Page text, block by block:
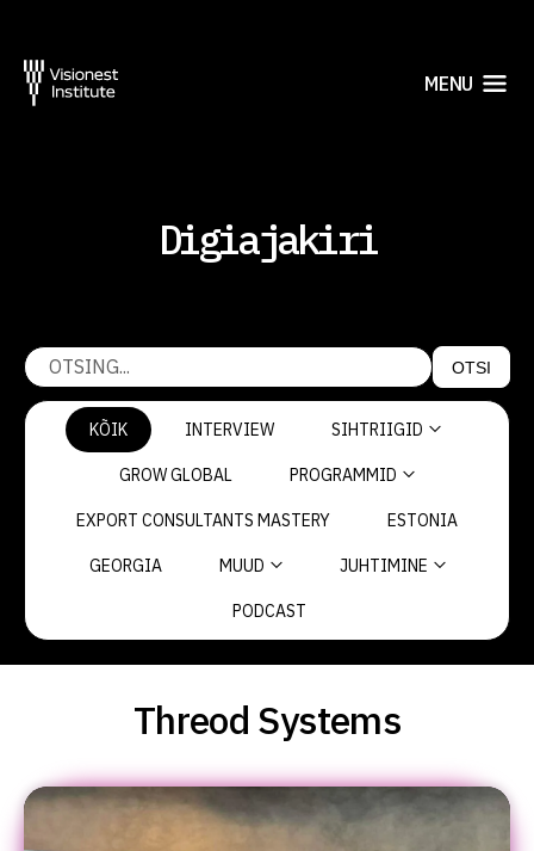
MENU
Digiajakiri
OTSI
KÕIK INTERVIEW SIHTRIIGID
GROW GLOBAL PROGRAMMID
EXPORT CONSULTANTS MASTERY ESTONIA
GEORGIA MUUD JUHTIMINE
PODCAST
Threod Systems